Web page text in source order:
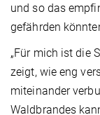
und so das
gefährden
„Für mich ist die
zeigt, wie eng
miteinander
Waldbrandes